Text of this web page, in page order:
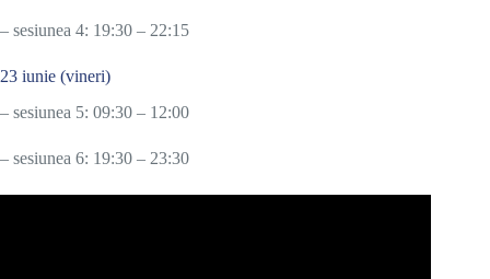
– sesiunea 4: 19:30 – 22:15
23 iunie (vineri)
– sesiunea 5: 09:30 – 12:00
– sesiunea 6: 19:30 – 23:30